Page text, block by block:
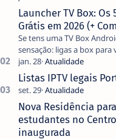
Launcher TV Box: Os
Grátis em 2026 (+
Se tens uma TV Box
sensação: ligas a box para
o ecrã inicial está coberto
que não pediste, ban…
Listas IPTV legais
Nova Residência para
estudantes no
inaugurada